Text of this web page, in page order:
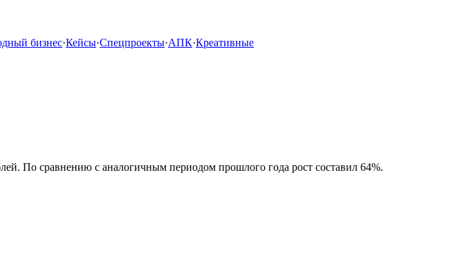
бизнес·Кейсы·Спецпроекты·АПК·Креативные
По сравнению с аналогичным периодом прошлого года рост составил 64%.